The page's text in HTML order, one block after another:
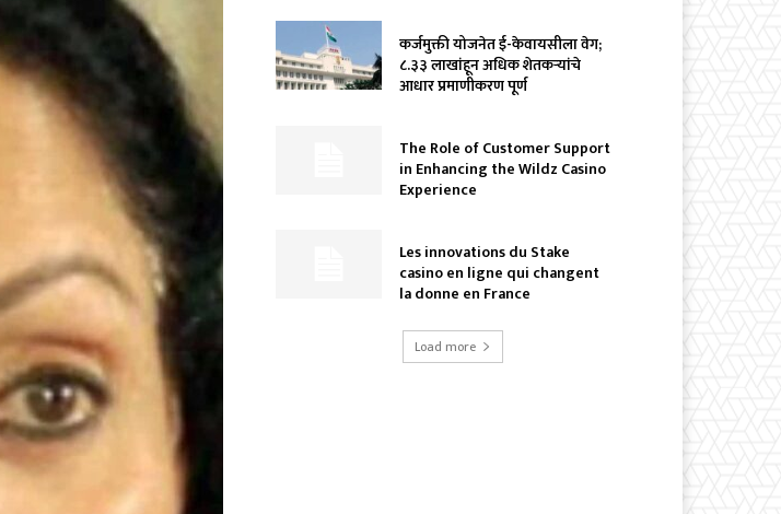
कर्जमुक्ती योजनेत ई-केवायसीला वेग;
८.३३ लाखांहून अधिक शेतकऱ्यांचे
आधार प्रमाणीकरण पूर्ण
The Role of Customer Support
in Enhancing the Wildz Casino
Experience
Les innovations du Stake
casino en ligne qui changent
la donne en France
Load more